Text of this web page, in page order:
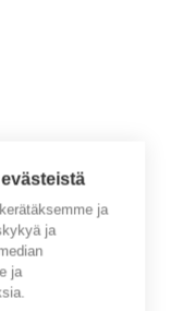
ja
ja
ja